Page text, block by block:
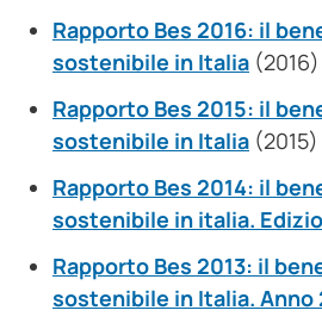
Rapporto Bes 2016: il
sostenibile in Italia (2016)
Rapporto Bes 2015: il
sostenibile in Italia (2015)
Rapporto Bes 2014: il
sostenibile in italia.
Rapporto Bes 2013: il
sostenibile in Italia. Anno